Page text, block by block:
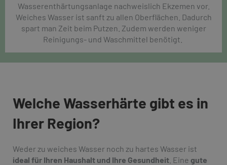
Wasserenthärtungsanlage nachweislich Ekzemen vor.
Weiches Wasser ist sanft zu allen Oberflächen. Dadurch
spart man Zeit beim Putzen. Zudem werden weniger
Reinigungs- und Waschmittel benötigt.
Welche Wasserhärte gibt es in
Ihrer Region?
Weder zu weiches Wasser noch zu hartes Wasser ist
ideal für Ihren Haushalt und Ihre Gesundheit . Eine gute